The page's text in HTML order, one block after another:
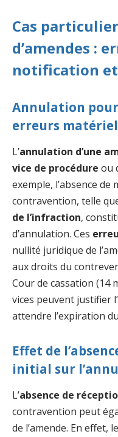
Cas
d’amendes :
notification
Annulation
erreurs
L’annulation d’une
vice de procédure ou
exemple, l’absence
contravention, telle
de l’infraction,
d’annulation. Ces
nullité juridique de
aux droits du
Cour de cassation (14
vices peuvent justifier l’
attendre l’expiration
Effet de
initial sur
L’absence de
contravention peut
de l’amende. En effet,